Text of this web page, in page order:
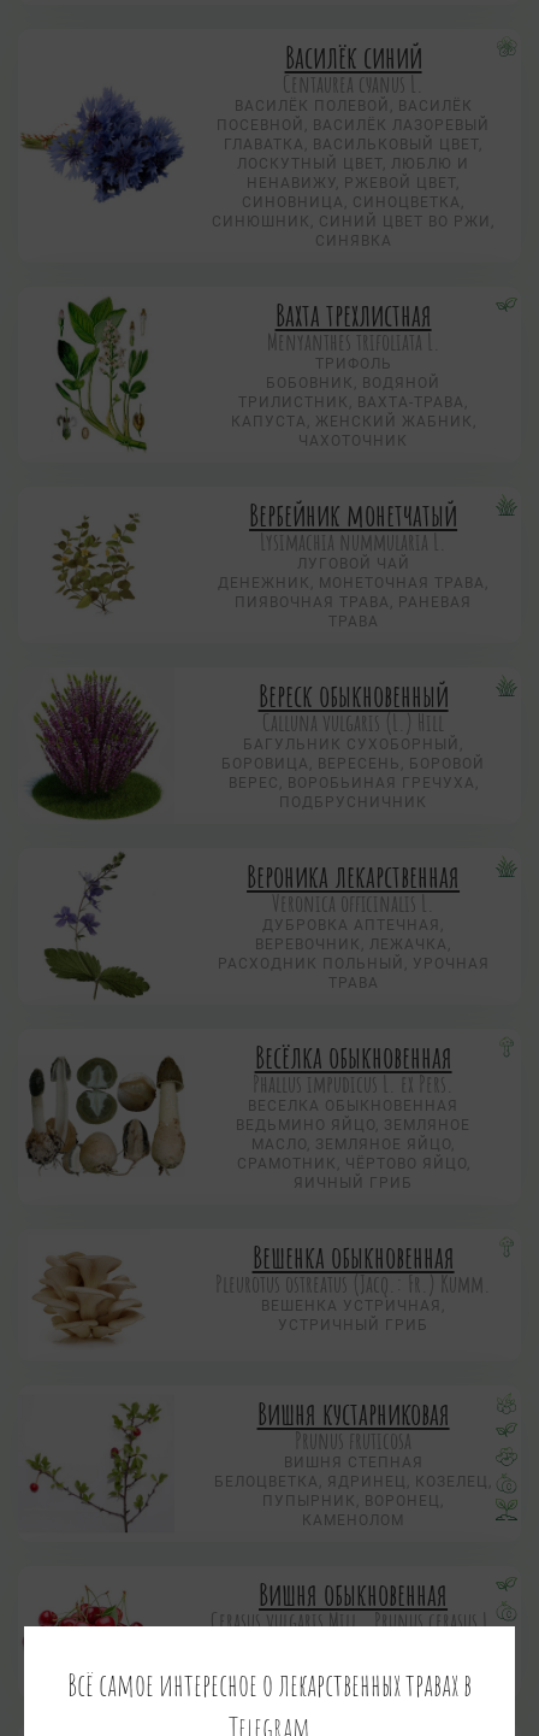
Василёк синий
Centaurea суanus L.
ВАСИЛЁК ПОЛЕВОЙ, ВАСИЛЁК
ПОСЕВНОЙ, ВАСИЛЁК ЛАЗОРЕВЫЙ
ГЛАВАТКА, ВАСИЛЬКОВЫЙ ЦВЕТ,
ЛОСКУТНЫЙ ЦВЕТ, ЛЮБЛЮ И
НЕНАВИЖУ, РЖЕВОЙ ЦВЕТ,
СИНОВНИЦА, СИНОЦВЕТКА,
СИНЮШНИК, СИНИЙ ЦВЕТ ВО РЖИ,
СИНЯВКА
Вахта трехлистная
Menyanthes trifoliata L.
ТРИФОЛЬ
БОБОВНИК, ВОДЯНОЙ
ТРИЛИСТНИК, ВАХТА-ТРАВА,
КАПУСТА, ЖЕНСКИЙ ЖАБНИК,
ЧАХОТОЧНИК
Вербейник монетчатый
Lysimachia nummularia L.
ЛУГОВОЙ ЧАЙ
ДЕНЕЖНИК, МОНЕТОЧНАЯ ТРАВА,
ПИЯВОЧНАЯ ТРАВА, РАНЕВАЯ
ТРАВА
Вереск обыкновенный
Calluna vulgaris (L.) Hill
БАГУЛЬНИК СУХОБОРНЫЙ,
БОРОВИЦА, ВЕРЕСЕНЬ, БОРОВОЙ
ВЕРЕС, ВОРОБЬИНАЯ ГРЕЧУХА,
ПОДБРУСНИЧНИК
Вероника лекарственная
Veronica officinalis L.
ДУБРОВКА АПТЕЧНАЯ,
ВЕРЕВОЧНИК, ЛЕЖАЧКА,
РАСХОДНИК ПОЛЬНЫЙ, УРОЧНАЯ
ТРАВА
Весёлка обыкновенная
Phallus impudicus L. ex Pers.
ВЕСЕЛКА ОБЫКНОВЕННАЯ
ВЕДЬМИНО ЯЙЦО, ЗЕМЛЯНОЕ
МАСЛО, ЗЕМЛЯНОЕ ЯЙЦО,
СРАМОТНИК, ЧЁРТОВО ЯЙЦО,
ЯИЧНЫЙ ГРИБ
Вешенка обыкновенная
Pleurotus ostreatus (Jacq.: Fr.) Kumm.
ВЕШЕНКА УСТРИЧНАЯ,
УСТРИЧНЫЙ ГРИБ
Вишня кустарниковая
Prunus fruticosa
ВИШНЯ СТЕПНАЯ
БЕЛОЦВЕТКА, ЯДРИНЕЦ, КОЗЕЛЕЦ,
ПУПЫРНИК, ВОРОНЕЦ,
КАМЕНОЛОМ
Вишня обыкновенная
Cerasus vulgaris Mill., Prunus cerasus L.
Всё самое интересное о лекарственных травах в
Telegram